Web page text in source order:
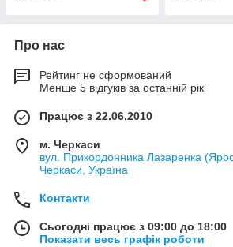
Про нас
Рейтинг не сформований
Менше 5 відгуків за останній рік
Працює з 22.06.2010
м. Черкаси
вул. Прикордонника Лазаренка
Черкаси, Україна
Контакти
Сьогодні працює з 09:00 до 18:00
Показати весь графік роботи